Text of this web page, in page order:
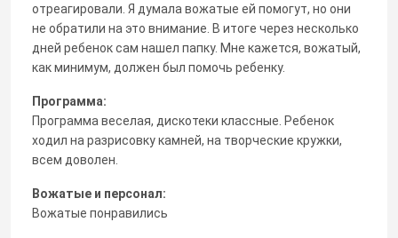
отреагировали. Я думала вожатые ей помогут, но они
не обратили на это внимание. В итоге через несколько
дней ребенок сам нашел папку. Мне кажется, вожатый,
как минимум, должен был помочь ребенку.
Программа:
Программа веселая, дискотеки классные. Ребенок
ходил на разрисовку камней, на творческие кружки,
всем доволен.
Вожатые и персонал:
Вожатые понравились